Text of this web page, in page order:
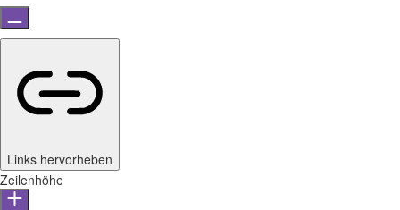
Links hervorheben
Zeilenhöhe